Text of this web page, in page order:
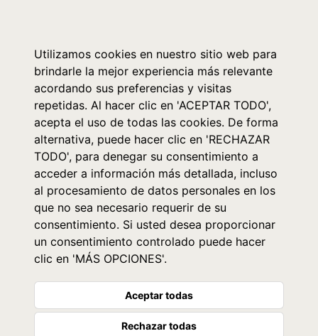
Utilizamos cookies en nuestro sitio web para
brindarle la mejor experiencia más relevante
acordando sus preferencias y visitas
repetidas. Al hacer clic en 'ACEPTAR TODO',
acepta el uso de todas las cookies. De forma
alternativa, puede hacer clic en 'RECHAZAR
TODO', para denegar su consentimiento a
acceder a información más detallada, incluso
al procesamiento de datos personales en los
que no sea necesario requerir de su
consentimiento. Si usted desea proporcionar
un consentimiento controlado puede hacer
clic en 'MÁS OPCIONES'.
Aceptar todas
Rechazar todas